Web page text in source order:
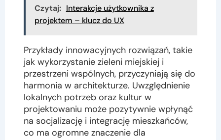
Czytaj: Interakcje użytkownika z
projektem – klucz do UX
Przykłady innowacyjnych rozwiązań, takie
jak wykorzystanie zieleni miejskiej i
przestrzeni wspólnych, przyczyniają się do
harmonia w architekturze. Uwzględnienie
lokalnych potrzeb oraz kultur w
projektowaniu może pozytywnie wpłynąć
na socjalizację i integrację mieszkańców,
co ma ogromne znaczenie dla